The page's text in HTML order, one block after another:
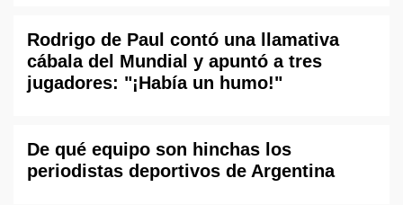
Rodrigo de Paul contó una llamativa
cábala del Mundial y apuntó a tres
jugadores: "¡Había un humo!"
De qué equipo son hinchas los
periodistas deportivos de Argentina